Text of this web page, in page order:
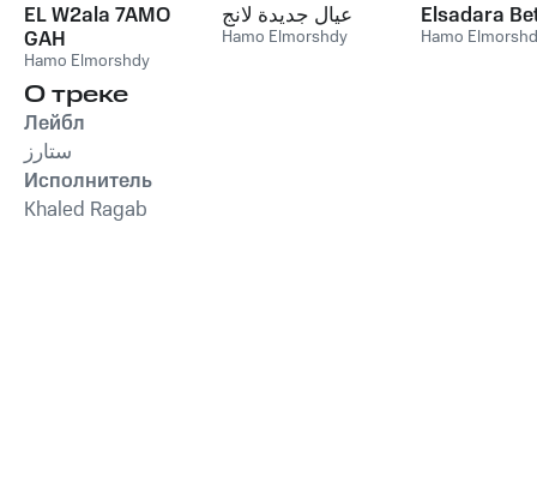
EL W2ala 7AMO
GAH
Hamo Elmorshdy
عيال جديدة لانج
Hamo Elmorshdy
Elsadara
Hamo
О треке
Лейбл
ستارز
Исполнитель
Khaled Ragab